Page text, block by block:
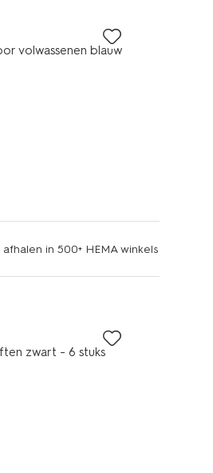
volwassenen blauw
afhalen in 500+ HEMA winkels
zwart - 6 stuks